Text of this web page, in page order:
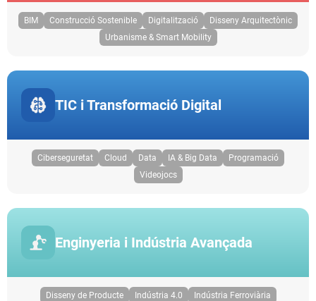
BIM Construcció Sostenible Digitalització
Disseny Arquitectònic
Urbanisme & Smart Mobility
TIC i Transformació Digital
Ciberseguretat Cloud Data IA & Big Data
Programació
Videojocs
Enginyeria i Indústria Avançada
Disseny de Producte Indústria 4.0
Indústria Ferroviària